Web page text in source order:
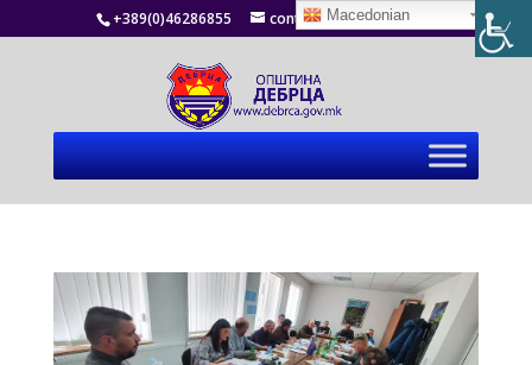
+389(0)46286855 contact@debrca.gov.mk
Macedonian